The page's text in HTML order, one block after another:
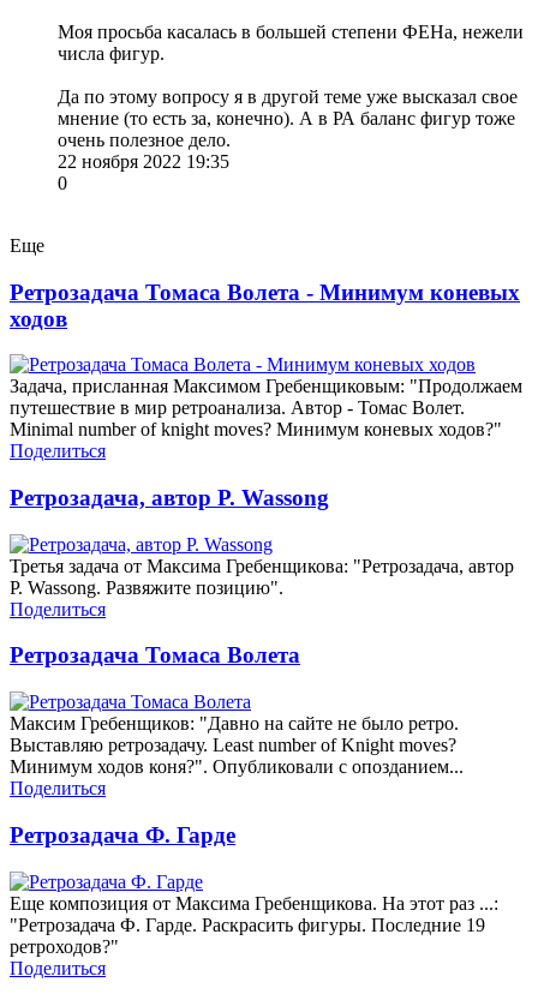
Моя просьба касалась в большей степени ФЕНа, нежели
числа фигур.
Да по этому вопросу я в другой теме уже высказал свое
мнение (то есть за, конечно). А в РА баланс фигур тоже
очень полезное дело.
22 ноября 2022 19:35
0
Еще
Ретрозадача Томаса Волета - Минимум коневых
ходов
Задача, присланная Максимом Гребенщиковым: "Продолжаем
путешествие в мир ретроанализа. Автор - Томас Волет.
Minimal number of knight moves? Минимум коневых ходов?"
Поделиться
Ретрозадача, автор P. Wassong
Третья задача от Максима Гребенщикова: "Ретрозадача, автор
P. Wassong. Развяжите позицию".
Поделиться
Ретрозадача Томаса Волета
Максим Гребенщиков: "Давно на сайте не было ретро.
Выставляю ретрозадачу. Least number of Knight moves?
Минимум ходов коня?". Опубликовали с опозданием...
Поделиться
Ретрозадача Ф. Гарде
Еще композиция от Максима Гребенщикова. На этот раз ...:
"Ретрозадача Ф. Гарде. Раскрасить фигуры. Последние 19
ретроходов?"
Поделиться